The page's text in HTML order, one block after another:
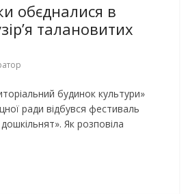
обєдналися в
талановитих
будинок культури»
ради відбувся фестиваль
Як розповіла